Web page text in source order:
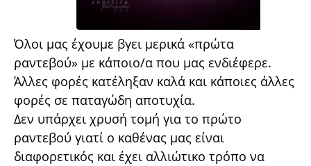
Όλοι μας έχουμε βγει μερικά «πρώτα
ραντεβού» με κάποιο/α που μας ενδιέφερε.
Άλλες φορές κατέληξαν καλά και κάποιες άλλες
φορές σε παταγώδη αποτυχία.
Δεν υπάρχει χρυσή τομή για το πρώτο
ραντεβού γιατί ο καθένας μας είναι
διαφορετικός και έχει αλλιώτικο τρόπο να